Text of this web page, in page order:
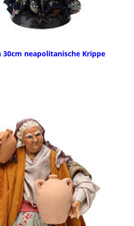
neapolitanische Krippe